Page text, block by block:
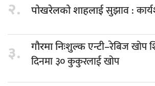
२. पोखरेलको शाहलाईसुझाव :
३. गौरमा निःशुल्कएन्टी–रेबिज खोप
दिनमा ३० कुकुरलाई खोप